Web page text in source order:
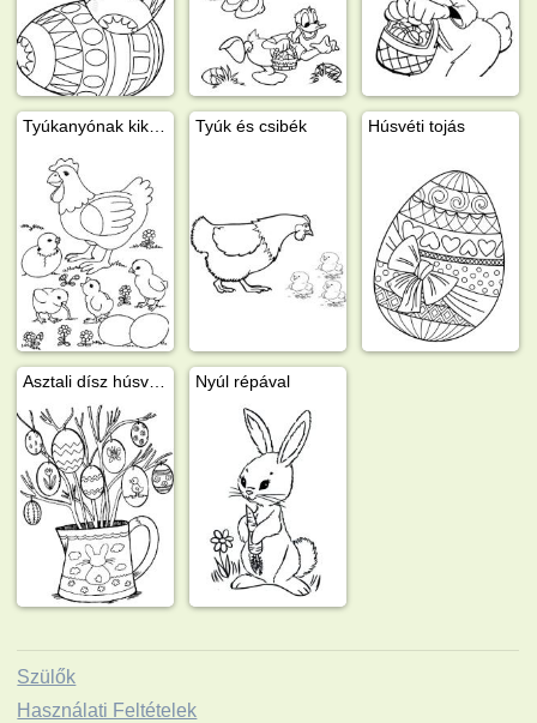
Tyúk és csibék Húsvéti tojás
Nyúl répával
Szülők
Használati Feltételek